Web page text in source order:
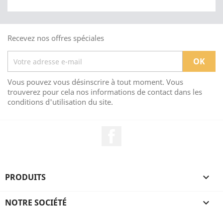
Recevez nos offres spéciales
Vous pouvez vous désinscrire à tout moment. Vous
trouverez pour cela nos informations de contact dans les
conditions d'utilisation du site.
PRODUITS 
NOTRE SOCIÉTÉ 